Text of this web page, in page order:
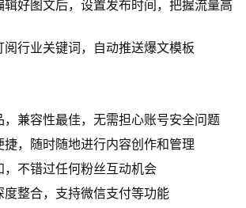
辑好图文后，设置发布时间，把握流量高
阅行业关键词，自动推送爆文模板
，兼容性最佳，无需担心账号安全问题
捷，随时随地进行内容创作和管理
，不错过任何粉丝互动机会
度整合，支持微信支付等功能